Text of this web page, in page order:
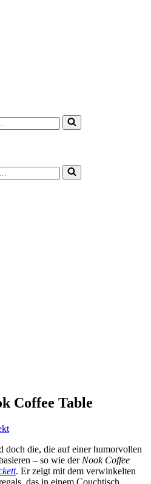
Coffee Table
doch die, die auf einer humorvollen
– so wie der Nook Coffee
. Er zeigt mit dem verwinkelten
das in einem Couchtisch